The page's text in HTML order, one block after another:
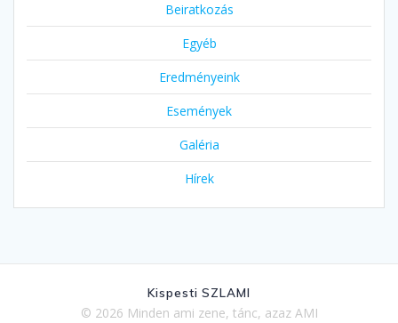
Beiratkozás
Egyéb
Eredményeink
Események
Galéria
Hírek
Kispesti SZLAMI
© 2026 Minden ami zene, tánc, azaz AMI